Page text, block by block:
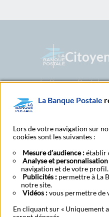
La Banque Postale
dès lors d’un
A propos RSE
La Banque Postale
Lors de votre navigation sur
cookies sont les suivantes :
Mesure d’audience :établir
Analyse et personnalisation
navigation et de votre profil.
Publicités : permettre à La
notre site.
Vidéos :vous permettre de
En cliquant sur « Uniquement